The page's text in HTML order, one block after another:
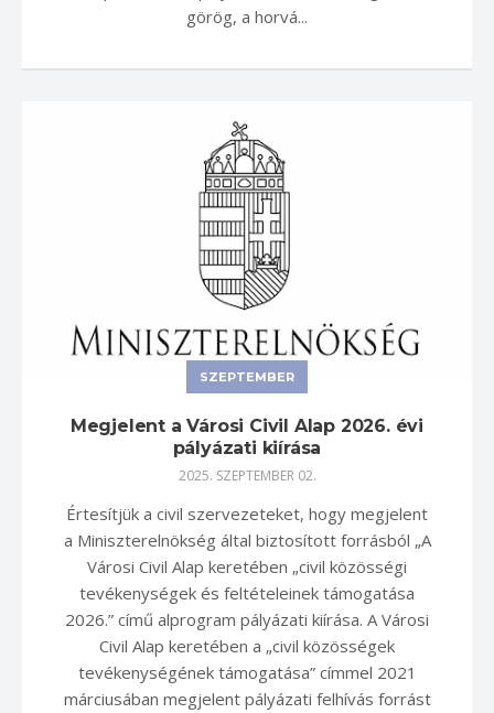
görög, a horvá...
SZEPTEMBER
Megjelent a Városi Civil Alap 2026. évi
pályázati kiírása
2025. SZEPTEMBER 02.
Értesítjük a civil szervezeteket, hogy megjelent
a Miniszterelnökség által biztosított forrásból „A
Városi Civil Alap keretében „civil közösségi
tevékenységek és feltételeinek támogatása
2026.” című alprogram pályázati kiírása. A Városi
Civil Alap keretében a „civil közösségek
tevékenységének támogatása” címmel 2021
márciusában megjelent pályázati felhívás forrást